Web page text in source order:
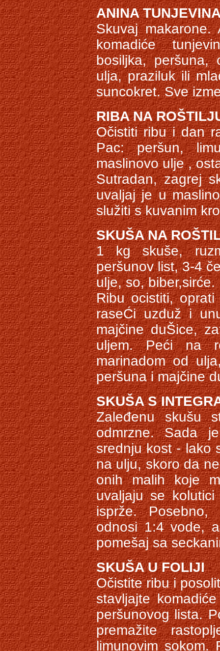
ANINA
Skuvaj makarone.
komadiće
bosiljka, peršuna,
ulja, praziluk ili
suncokret. Sve
RIBA NA
Očistiti ribu i dan
Pac: peršun,
maslinovo ulje ,
Sutradan, zagrej
uvaljaj je u
služiti s kuvanim
SKUŠA NA
1 kg skuše,
peršunov list, 3-4
ulje, so, biber,sirće.
Ribu ocistiti,
raseĆi uzduž i
majčine duŠice,
uljem. Peći na
marinadom od
peršuna i majčine
SKUŠA S
Zaleđenu skušu
odmrzne. Sada
srednju kost - lako
na ulju, skoro da
onih malih koje
uvaljaju se
isprže.
odnosi 1:4 vode,
pomešaj sa
SKUŠA U FOLIJI
Očistite ribu i
stavljajte
peršunovog lista.
premažite
limunovim sokom.